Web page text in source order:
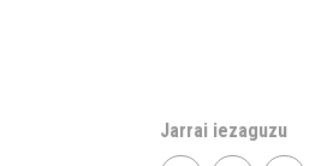
Jarrai iezaguzu